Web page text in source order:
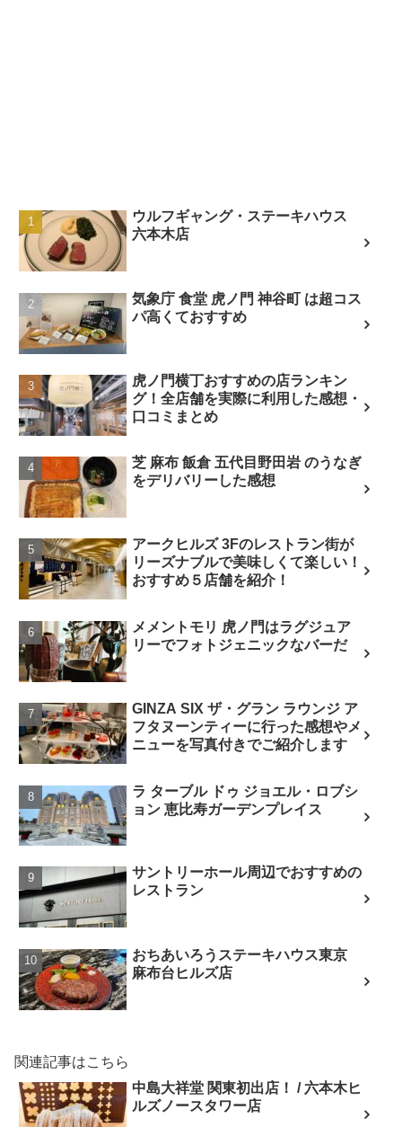
ウルフギャング・ステーキハウス
六本木店
気象庁 食堂 虎ノ門 神谷町 は超コス
パ高くておすすめ
虎ノ門横丁おすすめの店ランキン
グ！全店舗を実際に利用した感想・
口コミまとめ
芝 麻布 飯倉 五代目野田岩 のうなぎ
をデリバリーした感想
アークヒルズ 3Fのレストラン街が
リーズナブルで美味しくて楽しい！
おすすめ５店舗を紹介！
メメントモリ 虎ノ門はラグジュア
リーでフォトジェニックなバーだ
GINZA SIX ザ・グラン ラウンジ ア
フタヌーンティーに行った感想やメ
ニューを写真付きでご紹介します
ラ ターブル ドゥ ジョエル・ロブシ
ョン 恵比寿ガーデンプレイス
サントリーホール周辺でおすすめの
レストラン
おちあいろうステーキハウス東京
麻布台ヒルズ店
関連記事はこちら
中島大祥堂 関東初出店！ / 六本木ヒ
ルズノースタワー店